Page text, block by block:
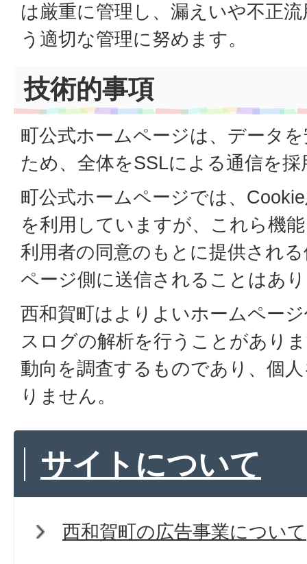
は厳重に管理し、漏えいや不正
う適切な管理に努めます。
技術的事項
町公式ホームページは、データ
ため、全体をSSLによる通信を
町公式ホームページでは、
を利用していますが、これら機
利用者の同意のもとに提供され
ページ側に送信されることはあ
西和賀町はよりよいホームペー
スログの解析を行うことがあり
動向を調査するものであり、個
りません。
サイトについて
西和賀町の広告事業について